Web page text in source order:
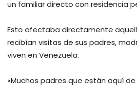
un familiar directo con residencia
Esto afectaba directamente
recibían visitas de sus padres,
viven en Venezuela.
«Muchos padres que están aquí